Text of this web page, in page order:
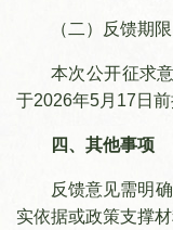
（二）反馈期限
本次公开征求
于2026年5月17日前
四、其他事项
反馈意见需明
实依据或政策支撑材